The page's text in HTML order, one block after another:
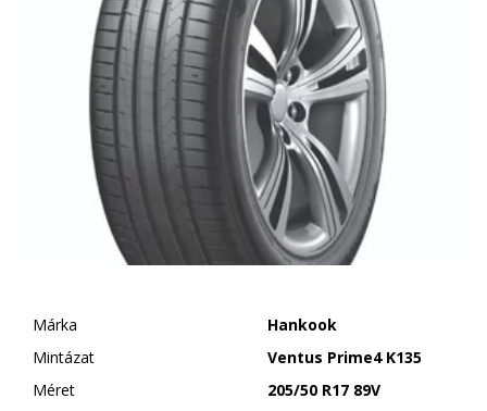
Márka
Hankook
Mintázat
Ventus Prime4 K135
Méret
205/50 R17 89V